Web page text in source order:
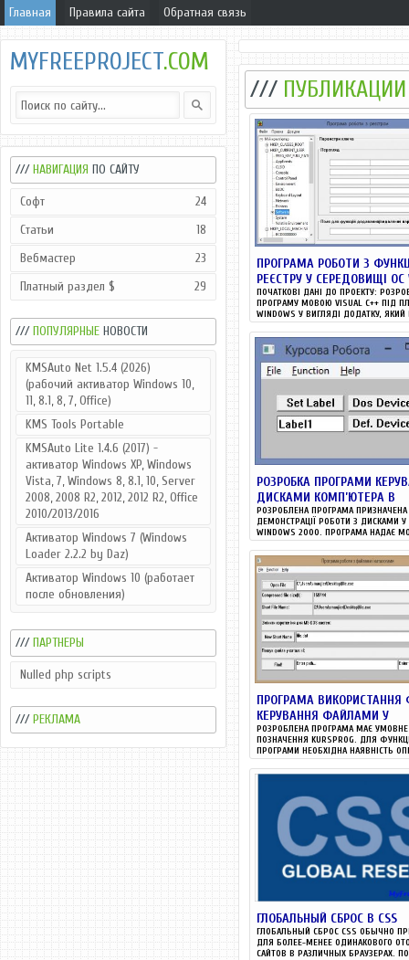
Главная Правила сайта Обратная связь
MYFREEPROJECT.COM
///НАВИГАЦИЯ ПО САЙТУ
Софт
24
Статьи
18
Вебмастер
23
Платный раздел $
29
///ПОПУЛЯРНЫЕ НОВОСТИ
KMSAuto Net 1.5.4 (2026)
(рабочий активатор Windows 10,
11, 8.1, 8, 7, Office)
KMS Tools Portable
KMSAuto Lite 1.4.6 (2017) -
активатор Windows XP, Windows
Vista, 7, Windows 8, 8.1, 10, Server
2008, 2008 R2, 2012, 2012 R2, Office
2010/2013/2016
Активатор Windows 7 (Windows
Loader 2.2.2 by Daz)
Активатор Windows 10 (работает
после обновления)
///ПАРТНЕРЫ
Nulled php scripts
///РЕКЛАМА
/// ПУБЛИКАЦИИ
ПРОГРАМА РОБОТИ З
РЕЄСТРУ У СЕРЕДОВИЩІ ОС
ПОЧАТКОВІ ДАНІ ДО ПРОЕКТУ:
ПРОГРАМУ МОВОЮ VISUAL C++ ПІД
WINDOWS У ВИГЛЯДІ ДОДАТКУ,
РОЗРОБКА ПРОГРАМИ
ДИСКАМИ КОМП’ЮТЕРА В
РОЗРОБЛЕНА ПРОГРАМА
ДЕМОНСТРАЦІЇ РОБОТИ З ДИСКАМИ
WINDOWS 2000. ПРОГРАМА НАДАЄ
ПРОГРАМА ВИКОРИСТАННЯ
КЕРУВАННЯ ФАЙЛАМИ У
РОЗРОБЛЕНА ПРОГРАМА МАЄ УМОВНЕ
ПОЗНАЧЕННЯ KURSPROG. ДЛЯ
ПРОГРАМИ НЕОБХІДНА НАЯВНІСТЬ
СИСТЕМИ...
ГЛОБАЛЬНЫЙ СБРОС В CSS
ГЛОБАЛЬНЫЙ СБРОС CSS ОБЫЧНО
ДЛЯ БОЛЕЕ-МЕНЕЕ ОДИНАКОВОГО
САЙТОВ В РАЗЛИЧНЫХ БРАУЗЕРАХ.